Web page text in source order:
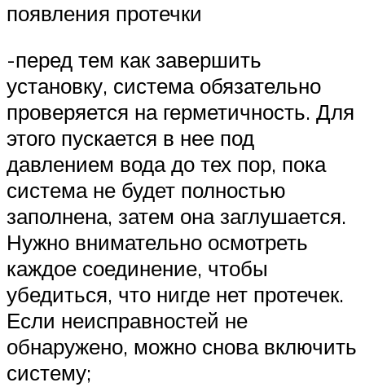
появления протечки
-перед тем как завершить
установку, система обязательно
проверяется на герметичность. Для
этого пускается в нее под
давлением вода до тех пор, пока
система не будет полностью
заполнена, затем она заглушается.
Нужно внимательно осмотреть
каждое соединение, чтобы
убедиться, что нигде нет протечек.
Если неисправностей не
обнаружено, можно снова включить
систему;